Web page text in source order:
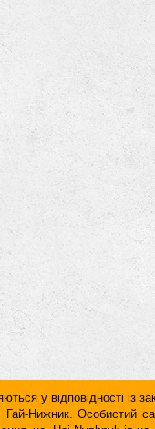
у відповідності із
Нижник. Особистий
на Hai-